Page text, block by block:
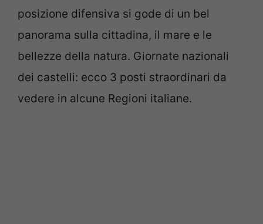
posizione difensiva si gode di un bel
panorama sulla cittadina, il mare e le
bellezze della natura. Giornate nazionali
dei castelli: ecco 3 posti straordinari da
vedere in alcune Regioni italiane.